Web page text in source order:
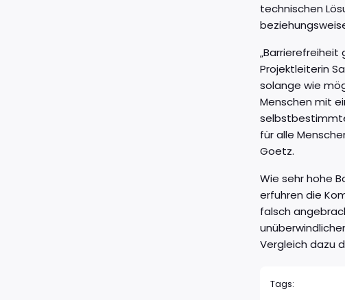
technischen
Projektleiterin
solange wie
Menschen mit
für alle
Goetz.
Wie sehr hohe
erfuhren die
falsch
Vergleich dazu
Tags: